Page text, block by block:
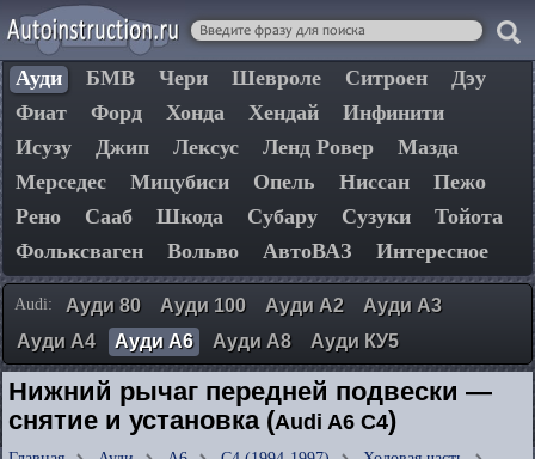
Ауди БМВ Чери Шевроле Ситроен
Дэу
Фиат
Форд Хонда Хендай
Инфинити
Исузу
Джип Лексус Ленд Ровер
Мазда
Мерседес
Мицубиси Опель Ниссан
Пежо
Рено
Сааб Шкода Субару Сузуки
Тойота
Фольксваген
Вольво АвтоВАЗ Интересное
Audi: Ауди 80 Ауди 100 Ауди А2
Ауди А3
Ауди А4
Ауди А6 Ауди А8 Ауди КУ5
Нижний рычаг передней подвески —
снятие и установка (Audi A6 C4)